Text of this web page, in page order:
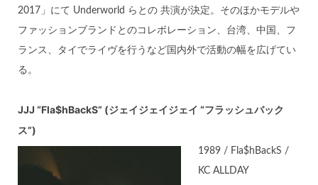
2017」にて Underworld らとの 共演が決定。そのほかモデルや
ファッションブランドとのコレボレーション、台湾、中国、フ
ランス、タイでライヴを行うなど国内外で活動の幅を広げてい
る。
JJJ “Fla$hBackS” (ジェイジェイジェイ “フラッシュバック
ス”)
1989 / Fla$hBackS /
KC ALLDAY